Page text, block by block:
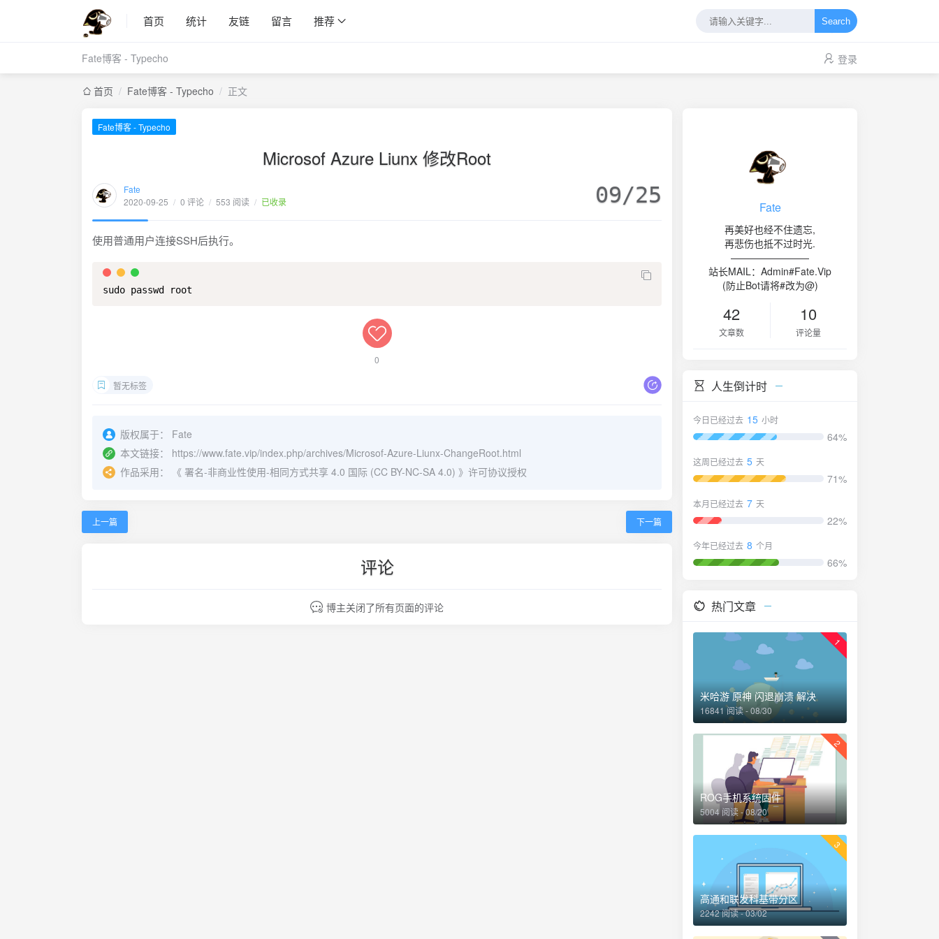
首页 统计 友链 留言 推荐 Search
Fate博客 - Typecho 登录
首页 / Fate博客 - Typecho / 正文
Fate博客 - Typecho
Microsof Azure Liunx 修改Root
Fate
2020-09-25 / 0 评论 / 553 阅读 / 已收录 09/25
使用普通用户连接SSH后执行。
sudo passwd root
0
暂无标签
版权属于：
Fate
本文链接：
https://www.fate.vip/index.php/archives/Microsof-Azure-Liunx-ChangeRoot.html
作品采用：
《 署名-非商业性使用-相同方式共享 4.0 国际 (CC BY-NC-SA 4.0) 》许可协议授权
上一篇 下一篇
评论
博主关闭了所有页面的评论
Fate
再美好也经不住遗忘,
再悲伤也抵不过时光.
————————
站长MAIL：Admin#Fate.Vip
(防止Bot请将#改为@)
42
文章数
10
评论量
人生倒计时
今日已经过去 15 小时
64%
这周已经过去 5 天
71%
本月已经过去 7 天
22%
今年已经过去 8 个月
66%
热门文章
1
米哈游 原神 闪退崩溃 解决
16841 阅读 - 08/30
2
ROG手机系统固件
5004 阅读 - 08/20
3
高通和联发科基带分区
2242 阅读 - 03/02